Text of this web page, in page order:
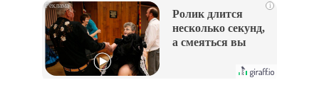
i
Ролик длится
несколько секунд,
а смеяться вы